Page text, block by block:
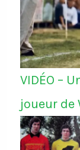
VIDÉO –
joueur de